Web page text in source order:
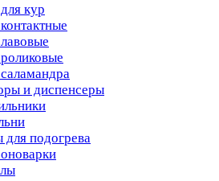
кур
и диспенсеры
подогрева